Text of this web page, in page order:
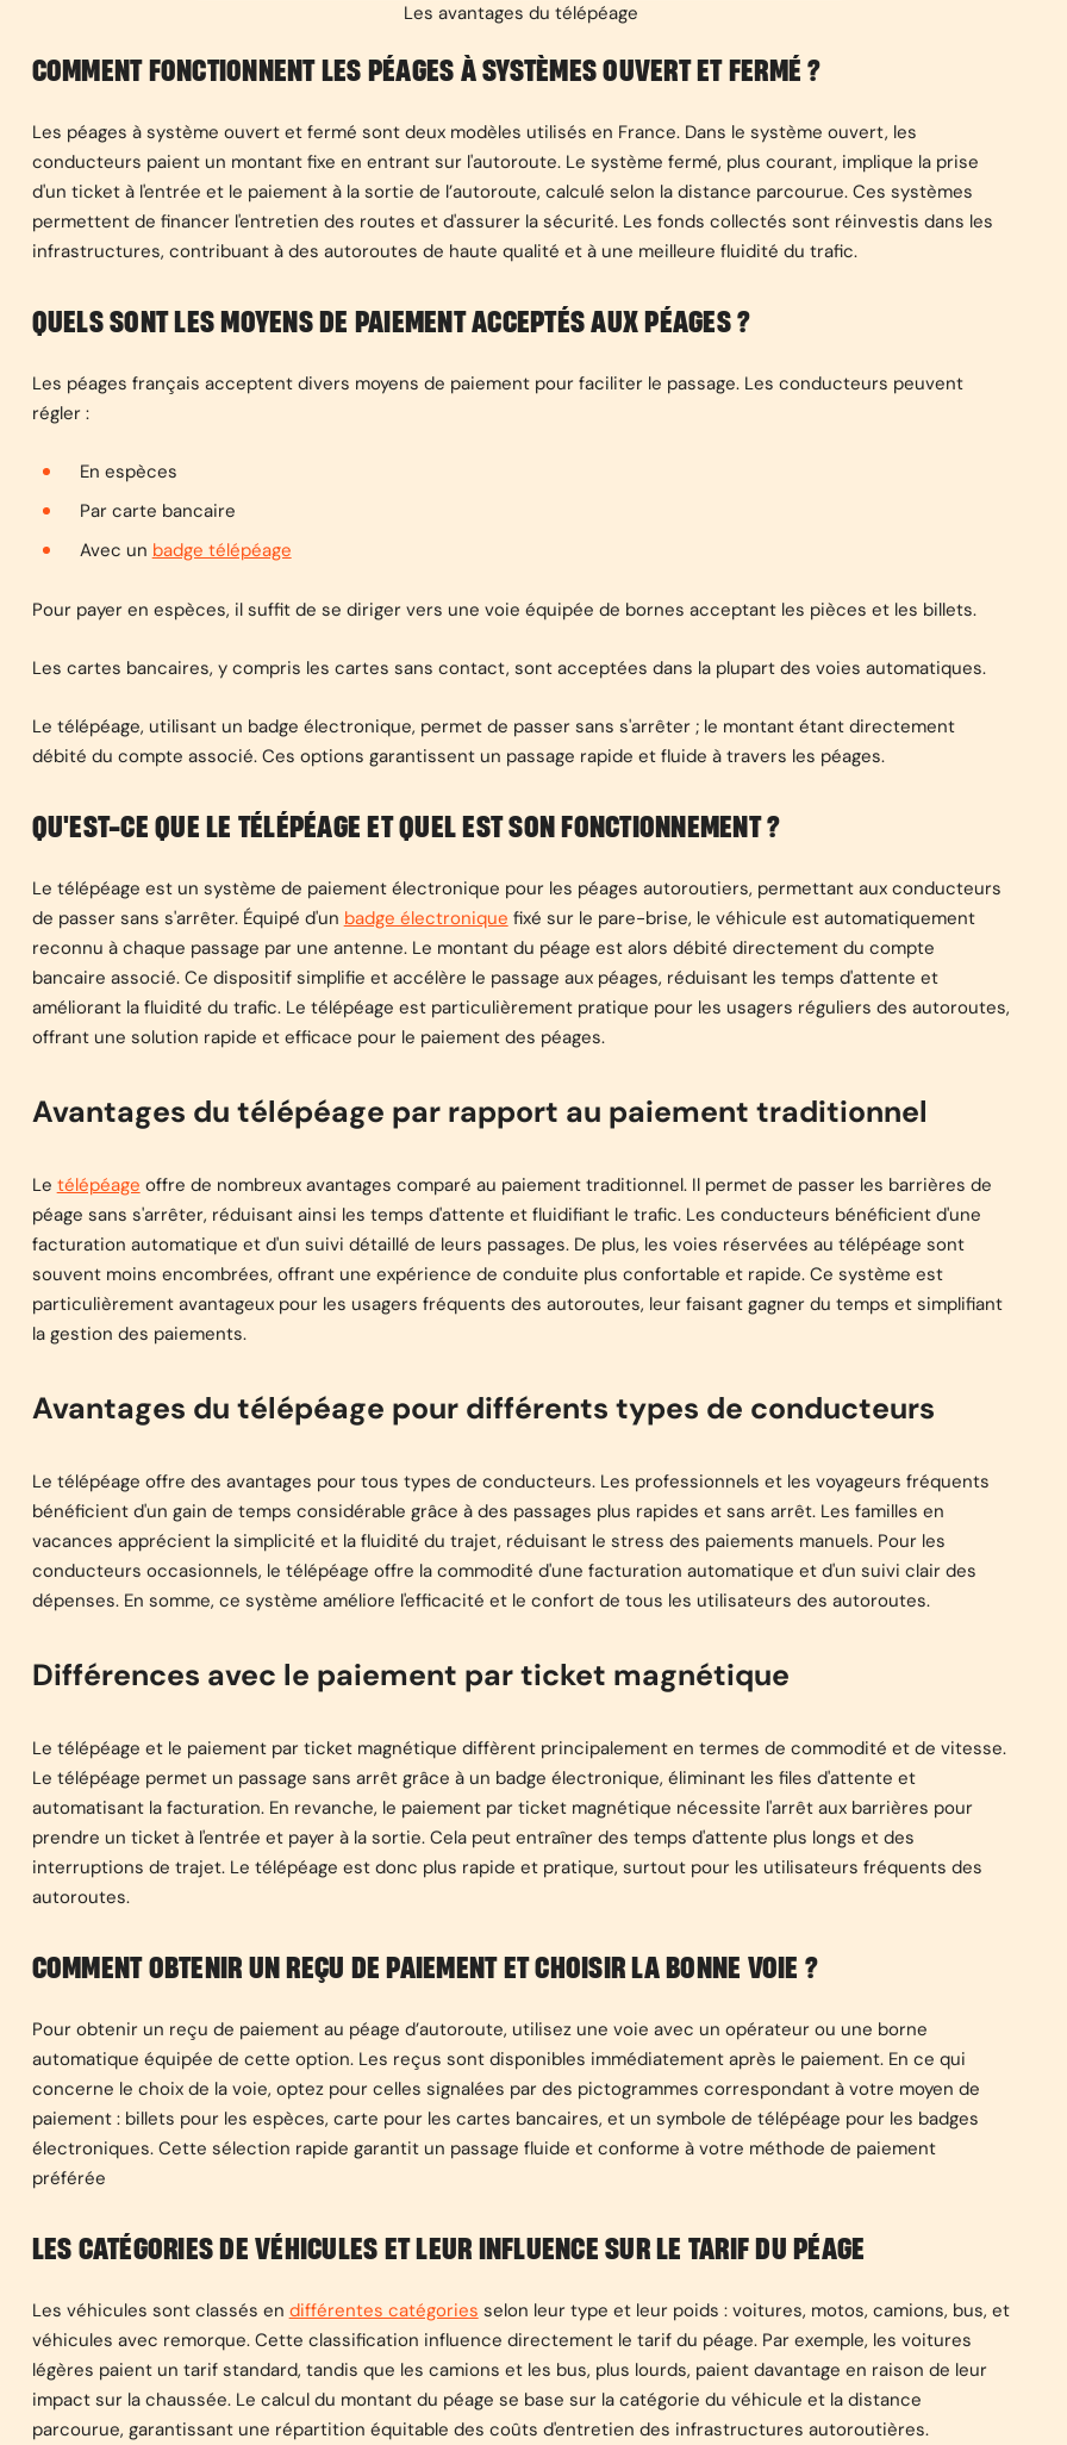
Les avantages du télépéage
COMMENT FONCTIONNENT LES PÉAGES À SYSTÈMES OUVERT ET FERMÉ ?
Les péages à système ouvert et fermé sont deux modèles utilisés en France. Dans le système ouvert, les
conducteurs paient un montant fixe en entrant sur l'autoroute. Le système fermé, plus courant, implique la prise
d'un ticket à l'entrée et le paiement à la sortie de l’autoroute, calculé selon la distance parcourue. Ces systèmes
permettent de financer l'entretien des routes et d'assurer la sécurité. Les fonds collectés sont réinvestis dans les
infrastructures, contribuant à des autoroutes de haute qualité et à une meilleure fluidité du trafic.
QUELS SONT LES MOYENS DE PAIEMENT ACCEPTÉS AUX PÉAGES ?
Les péages français acceptent divers moyens de paiement pour faciliter le passage. Les conducteurs peuvent
régler :
En espèces
Par carte bancaire
Avec un badge télépéage
Pour payer en espèces, il suffit de se diriger vers une voie équipée de bornes acceptant les pièces et les billets.
Les cartes bancaires, y compris les cartes sans contact, sont acceptées dans la plupart des voies automatiques.
Le télépéage, utilisant un badge électronique, permet de passer sans s'arrêter ; le montant étant directement
débité du compte associé. Ces options garantissent un passage rapide et fluide à travers les péages.
QU'EST-CE QUE LE TÉLÉPÉAGE ET QUEL EST SON FONCTIONNEMENT ?
Le télépéage est un système de paiement électronique pour les péages autoroutiers, permettant aux conducteurs
de passer sans s'arrêter. Équipé d'un badge électronique fixé sur le pare-brise, le véhicule est automatiquement
reconnu à chaque passage par une antenne. Le montant du péage est alors débité directement du compte
bancaire associé. Ce dispositif simplifie et accélère le passage aux péages, réduisant les temps d'attente et
améliorant la fluidité du trafic. Le télépéage est particulièrement pratique pour les usagers réguliers des autoroutes,
offrant une solution rapide et efficace pour le paiement des péages.
Avantages du télépéage par rapport au paiement traditionnel
Le télépéage offre de nombreux avantages comparé au paiement traditionnel. Il permet de passer les barrières de
péage sans s'arrêter, réduisant ainsi les temps d'attente et fluidifiant le trafic. Les conducteurs bénéficient d'une
facturation automatique et d'un suivi détaillé de leurs passages. De plus, les voies réservées au télépéage sont
souvent moins encombrées, offrant une expérience de conduite plus confortable et rapide. Ce système est
particulièrement avantageux pour les usagers fréquents des autoroutes, leur faisant gagner du temps et simplifiant
la gestion des paiements.
Avantages du télépéage pour différents types de conducteurs
Le télépéage offre des avantages pour tous types de conducteurs. Les professionnels et les voyageurs fréquents
bénéficient d'un gain de temps considérable grâce à des passages plus rapides et sans arrêt. Les familles en
vacances apprécient la simplicité et la fluidité du trajet, réduisant le stress des paiements manuels. Pour les
conducteurs occasionnels, le télépéage offre la commodité d'une facturation automatique et d'un suivi clair des
dépenses. En somme, ce système améliore l'efficacité et le confort de tous les utilisateurs des autoroutes.
Différences avec le paiement par ticket magnétique
Le télépéage et le paiement par ticket magnétique diffèrent principalement en termes de commodité et de vitesse.
Le télépéage permet un passage sans arrêt grâce à un badge électronique, éliminant les files d'attente et
automatisant la facturation. En revanche, le paiement par ticket magnétique nécessite l'arrêt aux barrières pour
prendre un ticket à l'entrée et payer à la sortie. Cela peut entraîner des temps d'attente plus longs et des
interruptions de trajet. Le télépéage est donc plus rapide et pratique, surtout pour les utilisateurs fréquents des
autoroutes.
COMMENT OBTENIR UN REÇU DE PAIEMENT ET CHOISIR LA BONNE VOIE ?
Pour obtenir un reçu de paiement au péage d’autoroute, utilisez une voie avec un opérateur ou une borne
automatique équipée de cette option. Les reçus sont disponibles immédiatement après le paiement. En ce qui
concerne le choix de la voie, optez pour celles signalées par des pictogrammes correspondant à votre moyen de
paiement : billets pour les espèces, carte pour les cartes bancaires, et un symbole de télépéage pour les badges
électroniques. Cette sélection rapide garantit un passage fluide et conforme à votre méthode de paiement
préférée
LES CATÉGORIES DE VÉHICULES ET LEUR INFLUENCE SUR LE TARIF DU PÉAGE
Les véhicules sont classés en différentes catégories selon leur type et leur poids : voitures, motos, camions, bus, et
véhicules avec remorque. Cette classification influence directement le tarif du péage. Par exemple, les voitures
légères paient un tarif standard, tandis que les camions et les bus, plus lourds, paient davantage en raison de leur
impact sur la chaussée. Le calcul du montant du péage se base sur la catégorie du véhicule et la distance
parcourue, garantissant une répartition équitable des coûts d'entretien des infrastructures autoroutières.